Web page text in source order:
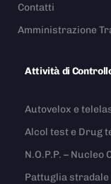
Contatti
Amministrazione
Attività di
Autovelox e
Alcol test e Drug
N.O.P.P. –
Pattuglia stradale